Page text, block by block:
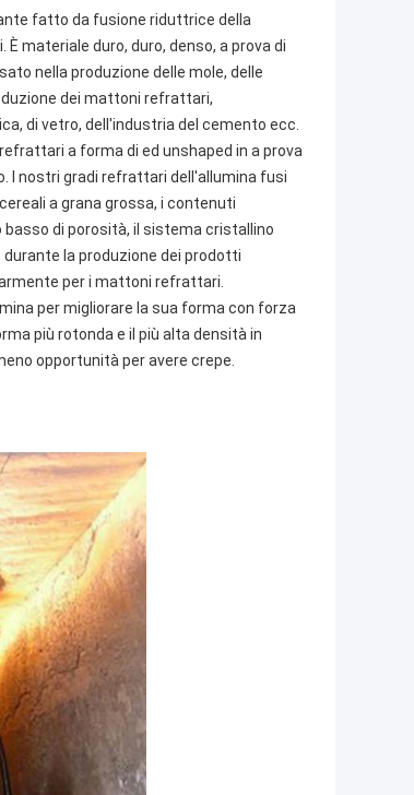
fatto da fusione riduttrice della
materiale duro, duro, denso, a prova di
nella produzione delle mole, delle
dei mattoni refrattari,
di vetro, dell'industria del cemento ecc.
a forma di ed unshaped in a prova
I nostri gradi refrattari dell'allumina fusi
a grana grossa, i contenuti
di porosità, il sistema cristallino
la produzione dei prodotti
per i mattoni refrattari.
per migliorare la sua forma con forza
più rotonda e il più alta densità in
opportunità per avere crepe.